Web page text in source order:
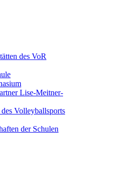
des VoR
Lise-Meitner-
Volleyballsports
der Schulen